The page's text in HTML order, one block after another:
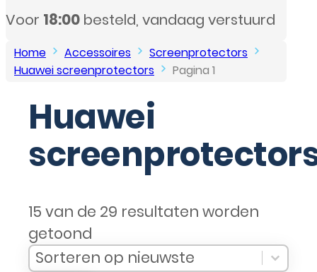
Voor 18:00 besteld, vandaag verstuurd
Home Accessoires
Screenprotectors
Huawei screenprotectors
Pagina 1
Huawei
15 van de 29 resultaten worden
getoond
Sort Products
Sort content
Sorteren op nieuwste
Sort content